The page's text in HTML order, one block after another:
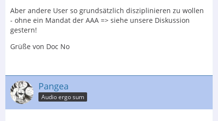
Aber andere User so grundsätzlich disziplinieren zu wollen
- ohne ein Mandat der AAA => siehe unsere Diskussion
gestern!
Grüße von Doc No
Pangea
Audio ergo sum